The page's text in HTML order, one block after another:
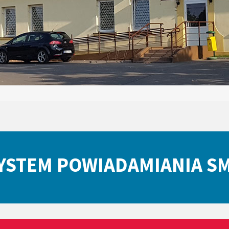
POWIADAMIANIA